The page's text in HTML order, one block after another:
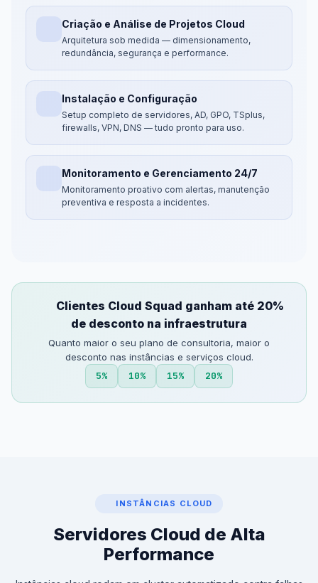
Criação e Análise de Projetos Cloud
Arquitetura sob medida — dimensionamento,
redundância, segurança e performance.
Instalação e Configuração
Setup completo de servidores, AD, GPO, TSplus,
firewalls, VPN, DNS — tudo pronto para uso.
Monitoramento e Gerenciamento 24/7
Monitoramento proativo com alertas, manutenção
preventiva e resposta a incidentes.
Clientes Cloud Squad ganham até 20%
de desconto na infraestrutura
Quanto maior o seu plano de consultoria, maior o
desconto nas instâncias e serviços cloud.
5% 10% 15% 20%
INSTÂNCIAS CLOUD
Servidores Cloud de Alta
Performance